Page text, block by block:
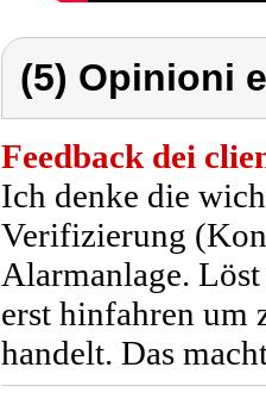
(5) Opinioni
Feedback dei
Ich denke die
Verifizierung
Alarmanlage.
erst hinfahren um
handelt. Das